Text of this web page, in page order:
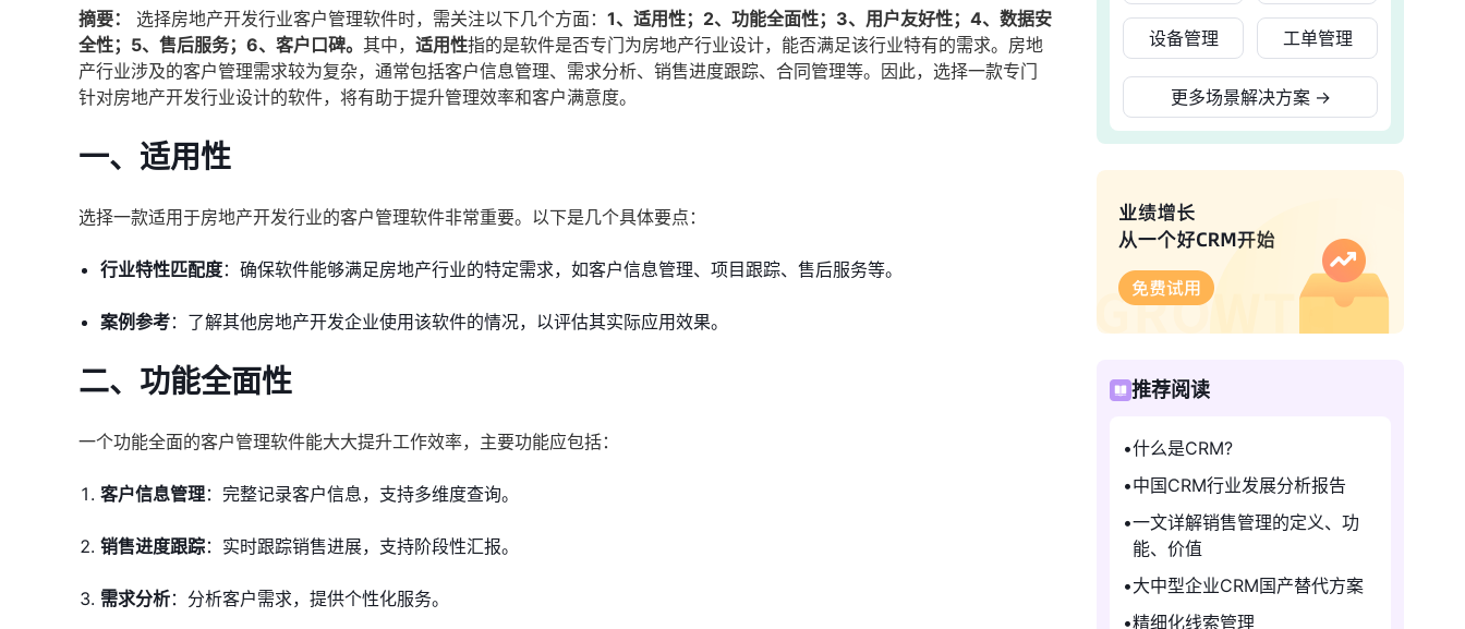
摘要： 选择房地产开发行业客户管理软件时，需关注以下几个方面： 1、适用性；2、功能全面性；3、用户友好性；4、数据安
全性；5、售后服务；6、客户口碑。 其中， 适用性指的是软件是否专门为房地产行业设计，能否满足该行业特有的需求。房地
产行业涉及的客户管理需求较为复杂，通常包括客户信息管理、需求分析、销售进度跟踪、合同管理等。因此，选择一款专门
针对房地产开发行业设计的软件，将有助于提升管理效率和客户满意度。
一、适用性
选择一款适用于房地产开发行业的客户管理软件非常重要。以下是几个具体要点：
行业特性匹配度：确保软件能够满足房地产行业的特定需求，如客户信息管理、项目跟踪、售后服务等。
案例参考：了解其他房地产开发企业使用该软件的情况，以评估其实际应用效果。
二、功能全面性
一个功能全面的客户管理软件能大大提升工作效率，主要功能应包括：
客户信息管理：完整记录客户信息，支持多维度查询。
销售进度跟踪：实时跟踪销售进展，支持阶段性汇报。
需求分析：分析客户需求，提供个性化服务。
设备管理 工单管理
更多场景解决方案 →
推荐阅读
什么是CRM?
中国CRM行业发展分析报告
一文详解销售管理的定义、功
能、价值
大中型企业CRM国产替代方案
精细化线索管理